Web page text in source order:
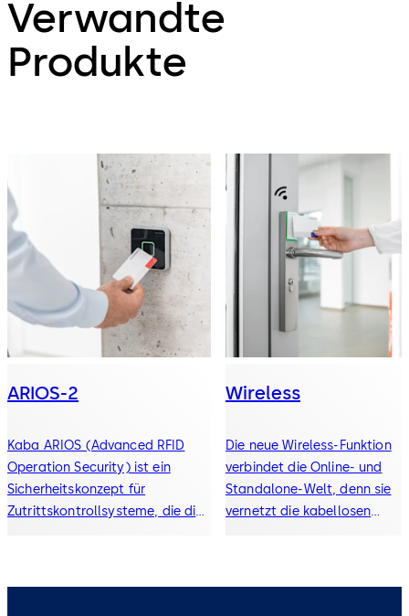
Verwandte
Produkte
ARIOS-2
Kaba ARIOS (Advanced RFID
Operation Security) ist ein
Sicherheitskonzept für
Zutrittskontrollsysteme, die die
Wireless
Die neue Wireless-Funktion
verbindet die Online- und
Standalone-Welt, denn sie
vernetzt die kabellosen